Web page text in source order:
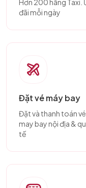
đãi mỗi ngày
Đặt vé máy bay
Đặt và thanh toán vé
may bay nội địa &
tế